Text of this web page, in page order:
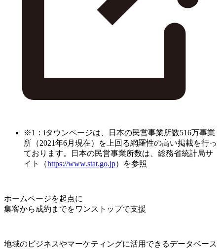
※1：iタウンページは、日本の民営事業所数516万事業
所（2021年6月現在）を上回る網羅性の高い掲載を行っ
ております。日本の民営事業所数は、総務省統計局サ
イト（https://www.stat.go.jp）を参照
ホームページを起点に
集客から成約までをワンストップで支援
地域のビジネスやマーケティングに活用できるデータベース